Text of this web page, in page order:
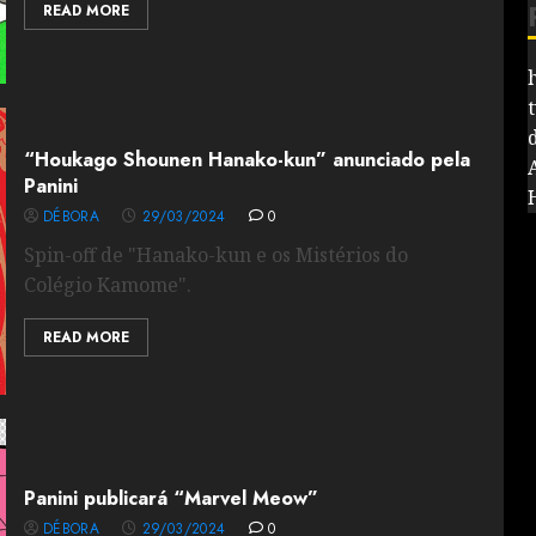
READ MORE
“Houkago Shounen Hanako-kun” anunciado pela
Panini
DÉBORA 29/03/2024 0
Spin-off de "Hanako-kun e os Mistérios do
Colégio Kamome".
READ MORE
Panini publicará “Marvel Meow”
DÉBORA 29/03/2024 0